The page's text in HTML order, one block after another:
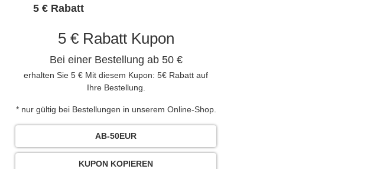
5 € Rabatt
5 € Rabatt Kupon
Bei einer Bestellung ab 50 €
erhalten Sie 5 € Mit diesem Kupon: 5€ Rabatt auf
Ihre Bestellung.
* nur gültig bei Bestellungen in unserem Online-Shop.
AB-50EUR
KUPON KOPIEREN